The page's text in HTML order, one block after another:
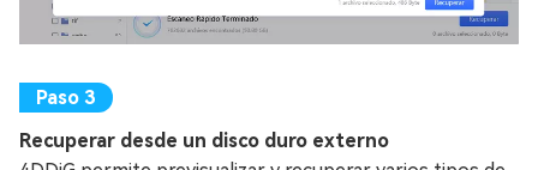
Recuperar desde un disco duro externo